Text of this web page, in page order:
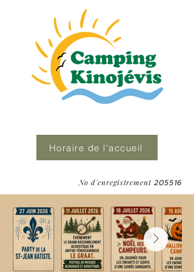
Horaire de l'accueil
No d'enregistrement205516